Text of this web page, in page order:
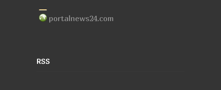
portalnews24.com
RSS